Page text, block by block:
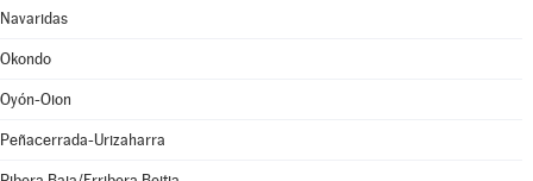
Navaridas
Okondo
Oyón-Oion
Peñacerrada-Urizaharra